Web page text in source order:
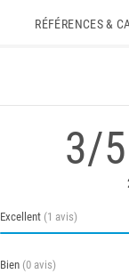
RÉFÉRENCES &
3/5
Excellent (1 avis)
Bien (0 avis)